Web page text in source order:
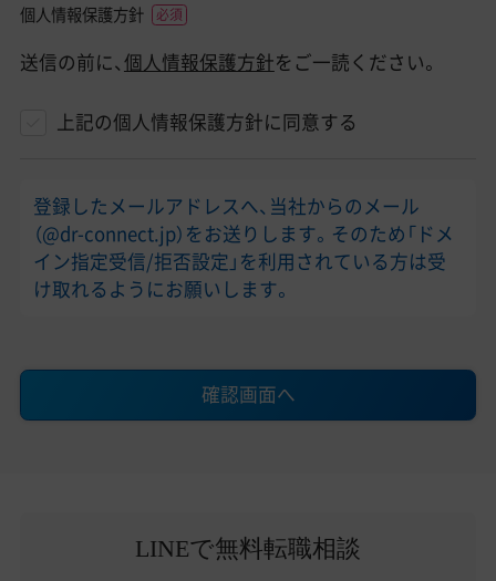
個人情報保護方針
送信の前に、個人情報保護方針をご一読ください。
上記の個人情報保護方針に同意する
登録したメールアドレスへ、当社からのメール
（@dr-connect.jp）をお送りします。そのため「ドメ
イン指定受信/拒否設定」を利用されている方は受
け取れるようにお願いします。
確認画面へ
LINEで無料転職相談